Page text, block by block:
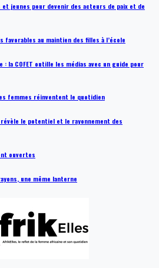
et jeunes pour devenir des acteurs de paix et de
favorables au maintien des filles à l’école
la COFET outille les médias avec un guide pour
femmes réinventent le quotidien
révèle le potentiel et le rayonnement des
ouvertes
une même lanterne